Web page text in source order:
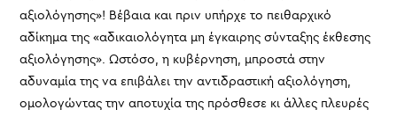
αξιολόγησης»! Βέβαια και πριν υπήρχε το πειθαρχικό
αδίκημα της «αδικαιολόγητα μη έγκαιρης σύνταξης έκθεσης
αξιολόγησης». Ωστόσο, η κυβέρνηση, μπροστά στην
αδυναμία της να επιβάλει την αντιδραστική αξιολόγηση,
ομολογώντας την αποτυχία της πρόσθεσε κι άλλες πλευρές